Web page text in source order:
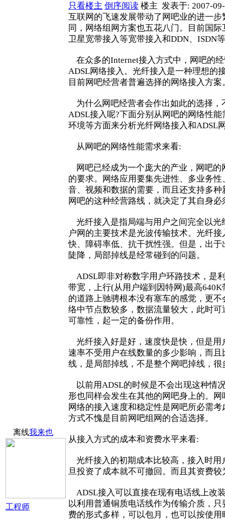
离线我来也
工程师
只看楼主 倒序阅读 楼主 发表于: 2007-
互联网的飞速发展带动了网吧业的进一
同，网络组网方案也五花八门。目前国
卫星宽带接入等宽带接入和DDN、ISDN
在众多的Internet接入方式中，网吧的
ADSL网络接入。光纤接入是一种理想的
目前网吧经营者普遍选择的网络接入方
为什么网吧经营者会作出如此的选择，
ADSL接入呢?下面分别从网吧的网络性
环境等方面来分析光纤网络接入和ADSL
从网吧的网络性能需求来看:
网吧已经成为一个庞大的产业，网吧的
的要求。网络应用要集先进性、多业务
音、视频和数据的需要，而且还支持多
网吧的这种经营路线，就决定了其自身
光纤接入是指局端与用户之间完全以光
户网的主要技术是光波传输技术。光纤
快、障碍率低、抗干扰性强。但是，出
陡降，局部掉线是经常碰到的问题。
ADSL即非对称数字用户环路技术，是
带宽，上行(从用户端到因特网)最高
的道路上驰骋根本没有塞车的感觉，更
络中节点数较多，数据流量较大，此时
可靠性，起一定的备份作用。
光纤接入好是好，速度快是快，但是用
速率不受用户在线数量的多少影响，而
线，是局部掉线，不是整个网吧掉线，
以前用ADSL的时候是不会出现这种情
形也同样会发生在其他的网吧身上的。
网络的接入速度和稳定性是网吧所必需
方式不愧是目前网吧组网的合适选择。
从接入方式的成本和资费水平来看:
光纤接入的初期成本比较高，接入时用
旦投资了成本就不可撤回。而且其资费
ADSL接入可以直接在现有电话线上改
以利用普通铜质电话线作为传输介质，
费的形式多样，可以包月，也可以按使